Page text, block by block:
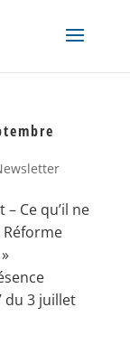
Ce qu’il ne
du 3 juillet